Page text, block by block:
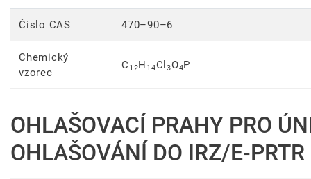
Číslo CAS 470–90–6
Chemický
vzorec
C 12H 14Cl 3O4P
OHLAŠOVACÍ PRAHY PRO
OHLAŠOVÁNÍ DO IRZ/E-PRTR